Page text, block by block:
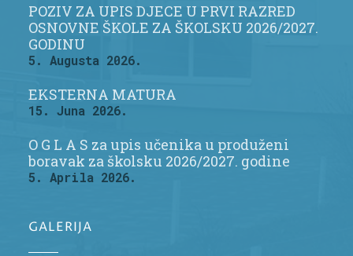
POZIV ZA UPIS DJECE U PRVI RAZRED
OSNOVNE ŠKOLE ZA ŠKOLSKU 2026/2027.
GODINU
5. Augusta 2026.
EKSTERNA MATURA
15. Juna 2026.
O G L A S za upis učenika u produženi
boravak za školsku 2026/2027. godine
5. Aprila 2026.
GALERIJA